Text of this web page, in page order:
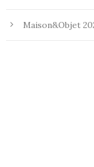
Maison&Objet